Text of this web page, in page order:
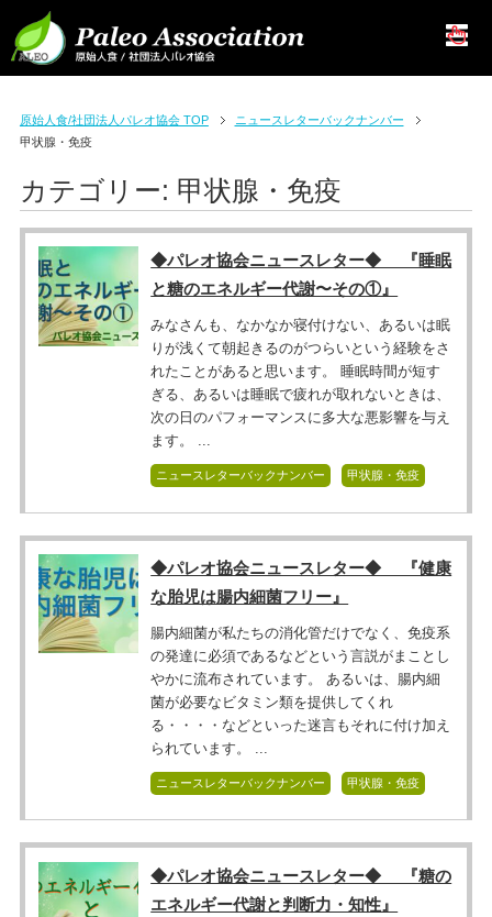
原始人食/社団法人パレオ協会 TOP
ニュースレターバックナンバー
甲状腺・免疫
カテゴリー: 甲状腺・免疫
◆パレオ協会ニュースレター◆ 『睡眠
と糖のエネルギー代謝〜その①』
みなさんも、なかなか寝付けない、あるいは眠
りが浅くて朝起きるのがつらいという経験をさ
れたことがあると思います。 睡眠時間が短す
ぎる、あるいは睡眠で疲れが取れないときは、
次の日のパフォーマンスに多大な悪影響を与え
ます。 ...
ニュースレターバックナンバー 甲状腺・免疫
◆パレオ協会ニュースレター◆ 『健康
な胎児は腸内細菌フリー』
腸内細菌が私たちの消化管だけでなく、免疫系
の発達に必須であるなどという言説がまことし
やかに流布されています。 あるいは、腸内細
菌が必要なビタミン類を提供してくれ
る・・・・などといった迷言もそれに付け加え
られています。 ...
ニュースレターバックナンバー 甲状腺・免疫
◆パレオ協会ニュースレター◆ 『糖の
エネルギー代謝と判断力・知性』